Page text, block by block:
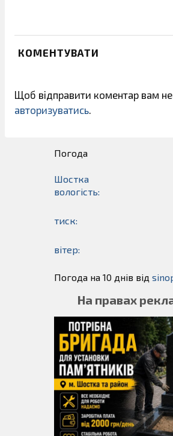
КОМЕНТУВАТИ
Щоб відправити коментар вам
авторизуватись.
Погода
Шостка
вологість:
тиск:
вітер:
Погода на 10 днів від
На правах